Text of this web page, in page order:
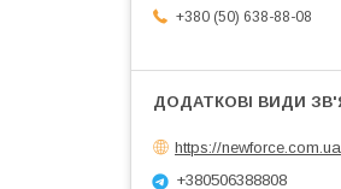
+380 (50) 638-88-08
https://newforce.com.ua
+380506388808